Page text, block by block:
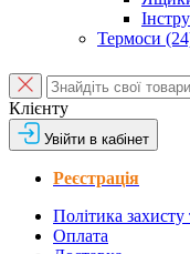
Термоси
Клієнту
Увійти в кабінет
Реєстрація
Політика
Оплата